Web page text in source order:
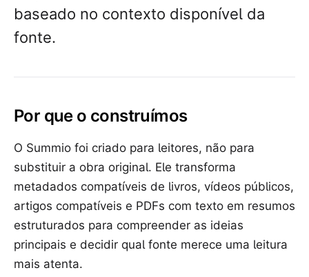
baseado no contexto disponível da
fonte.
Por que o construímos
O Summio foi criado para leitores, não para
substituir a obra original. Ele transforma
metadados compatíveis de livros, vídeos públicos,
artigos compatíveis e PDFs com texto em resumos
estruturados para compreender as ideias
principais e decidir qual fonte merece uma leitura
mais atenta.